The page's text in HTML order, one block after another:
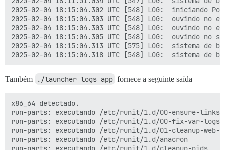
[Ter Feb  4 05:58:32 PM UTC 2025] Erro de recarga
[Ter Feb  4 05:58:32 PM UTC 2025] Domínios não
[Ter Feb  4 05:58:32 PM UTC 2025] Pular, Próxima
[Ter Feb  4 05:58:32 PM UTC 2025] Adicione '--
[Ter Feb  4 05:58:32 PM UTC 2025] Instalando chave
[Ter Feb  4 05:58:32 PM UTC 2025] Instalando cadeia
[Ter Feb  4 05:58:32 PM UTC 2025] Executando
[Ter Feb  4 05:58:32 PM UTC 2025] Erro de recarga
Iniciado runsvdir, PID é 561
nginx: [aviso] extensão duplicada "wasm", tipo de
ok: run: postgres: (pid 580) 1s
supervisor pid: 570 unicorn pid: 601
Desligando
run-parts: executando /etc/runit/3.d/01-nginx
2025-02-04 18:15:04.302 UTC [548] LOG:  iniciando
2025-02-04 18:15:04.303 UTC [548] LOG:  ouvindo no
2025-02-04 18:15:04.303 UTC [548] LOG:  ouvindo no
2025-02-04 18:15:04.305 UTC [548] LOG:  ouvindo no
2025-02-04 18:15:04.313 UTC [575] LOG:  sistema de
Também ./launcher logs app fornece a seguinte saída
x86_64 detectado.
run-parts: executando /etc/runit/1.d/00-ensure-links
run-parts: executando /etc/runit/1.d/00-fix-var-logs
run-parts: executando /etc/runit/1.d/01-cleanup-web-
run-parts: executando /etc/runit/1.d/anacron